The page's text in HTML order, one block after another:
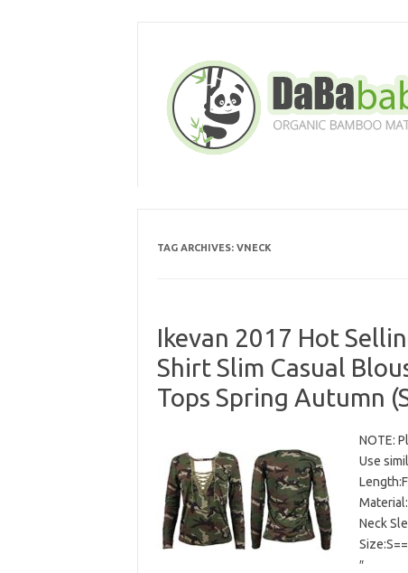
TAG ARCHIVES: VNECK
Ikevan 2017 Hot
Shirt Slim Casual
Tops Spring Autumn
NOTE:
Use
Neck
″